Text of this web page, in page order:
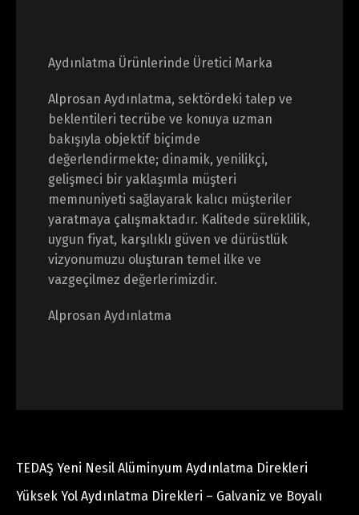
Aydınlatma Ürünlerinde Üretici Marka
Alprosan Aydınlatma, sektördeki talep ve
beklentileri tecrübe ve konuya uzman
bakışıyla objektif biçimde
değerlendirmekte; dinamik, yenilikçi,
gelişmeci bir yaklaşımla müşteri
memnuniyeti sağlayarak kalıcı müşteriler
yaratmaya çalışmaktadır. Kalitede süreklilik,
uygun fiyat, karşılıklı güven ve dürüstlük
vizyonumuzu oluşturan temel ilke ve
vazgeçilmez değerlerimizdir.
Alprosan Aydınlatma
TEDAŞ Yeni Nesil Alüminyum Aydınlatma Direkleri
Yüksek Yol Aydınlatma Direkleri – Galvaniz ve Boyalı